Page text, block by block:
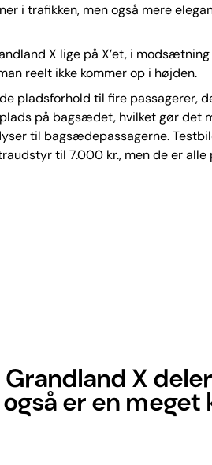
i trafikken, men også mere
X lige på X’et, i
reelt ikke kommer op i højden.
pladsforhold til fire passagerer,
på bagsædet, hvilket gør det
til bagsædepassagerne.
til 7.000 kr., men de er
X
er en meget